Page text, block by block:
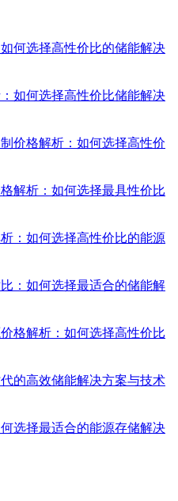
何选择高性价比的储能解决
如何选择高性价比储能解决
价格解析：如何选择高性价
解析：如何选择最具性价比
：如何选择高性价比的能源
：如何选择最适合的储能解
格解析：如何选择高性价比
的高效储能解决方案与技术
选择最适合的能源存储解决